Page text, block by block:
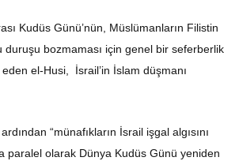
Kudüs Günü’nün, Müslümanların Filistin
duruşu bozmaması için genel bir seferberlik
el-Husi, İsrail’in İslam düşmanı
“münafıkların İsrail işgal algısını
paralel olarak Dünya Kudüs Günü yeniden